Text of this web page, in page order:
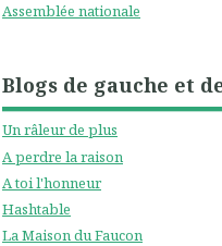
Assemblée nationale
Blogs de gauche et
Un râleur de plus
A perdre la raison
A toi l'honneur
Hashtable
La Maison du Faucon